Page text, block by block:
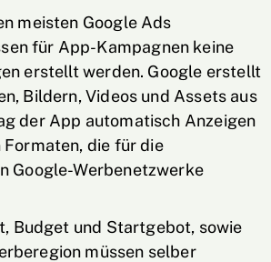
meisten Google Ads
für App-Kampagnen keine
erstellt werden. Google erstellt
Bildern, Videos und Assets aus
der App automatisch Anzeigen
Formaten, die für die
Google-Werbenetzwerke
Budget und Startgebot, sowie
müssen selber